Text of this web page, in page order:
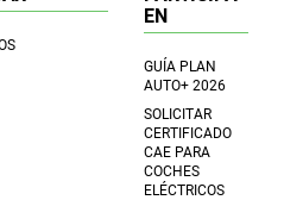
EN
GUÍA PLAN
AUTO+ 2026
SOLICITAR
CERTIFICADO
CAE PARA
COCHES
ELÉCTRICOS